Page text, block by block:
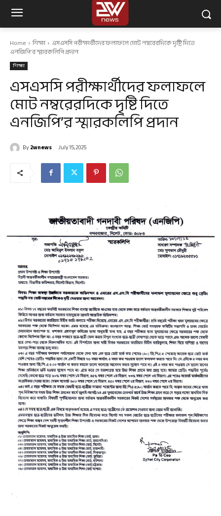
Home শিক্ষা
এসএসসি পরীক্ষার্থীদের ফলাফলে মোট নম্বরেরদিকে দৃষ্টি দিতে
এনজিপি’র স্মারকলিপি প্রদান
শিক্ষা
এসএসসি পরীক্ষার্থীদের ফলাফলে
মোট নম্বরেরদিকে দৃষ্টি দিতে
এনজিপি’র স্মারকলিপি প্রদান
By2wnews July 15, 2025